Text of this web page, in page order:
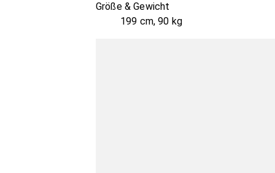
Größe & Gewicht
199 cm, 90 kg